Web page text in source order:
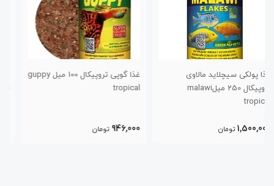
غذا گوپی تروپیکال 100 میل guppy
tropical
946,000
غذا مینی استیک سوپر گلدفیش
تروپیکال 250 میل
1,350,000